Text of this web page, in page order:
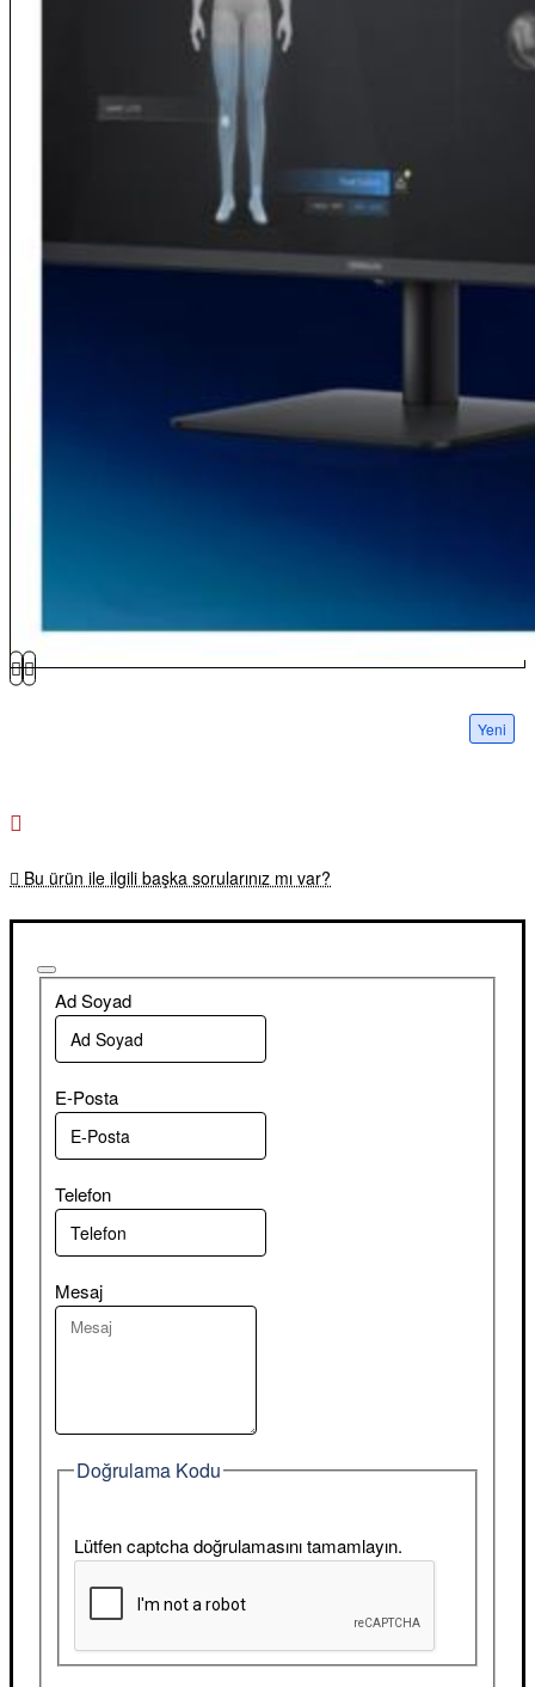
Yeni
Bu ürün ile ilgili başka sorularınız mı var?
Ad Soyad
E-Posta
Telefon
Mesaj
Doğrulama Kodu
Lütfen captcha doğrulamasını tamamlayın.